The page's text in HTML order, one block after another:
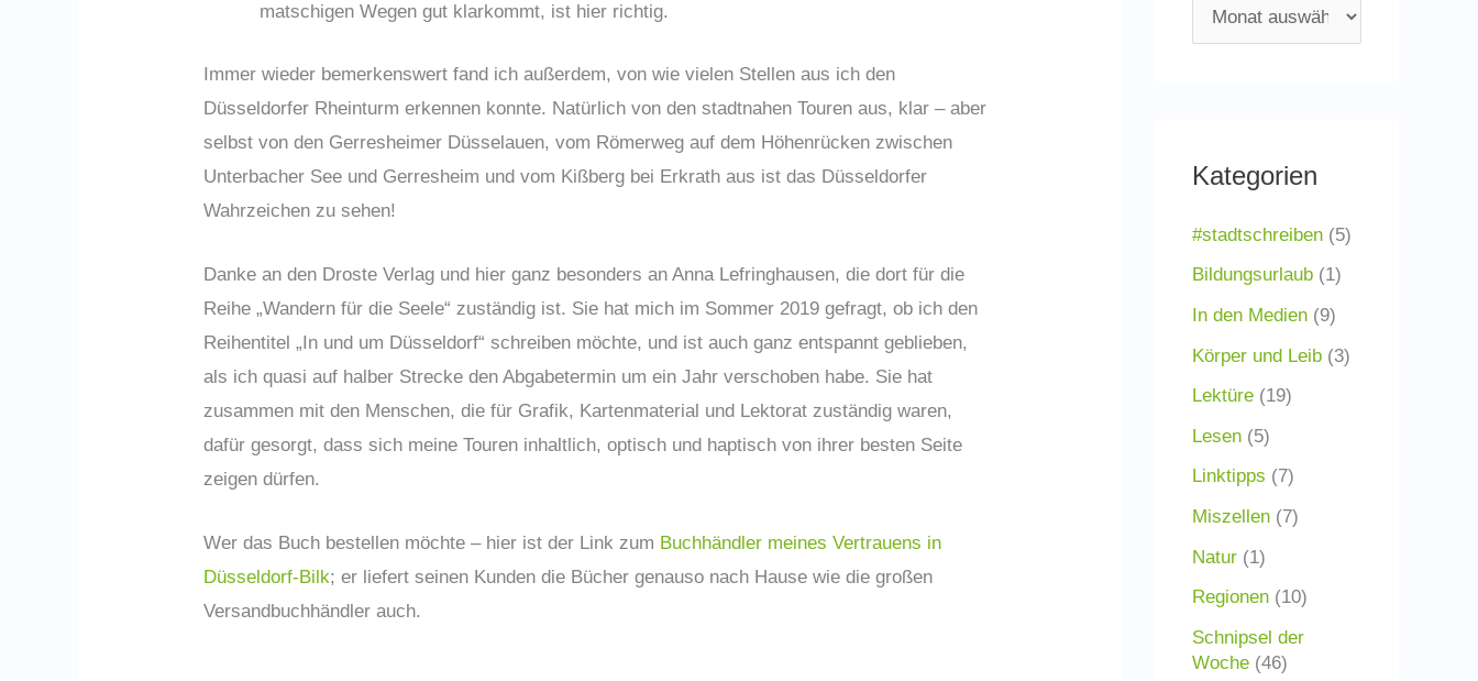
matschigen Wegen gut klarkommt, ist hier richtig.
Immer wieder bemerkenswert fand ich außerdem, von wie vielen Stellen aus ich den
Düsseldorfer Rheinturm erkennen konnte. Natürlich von den stadtnahen Touren aus, klar – aber
selbst von den Gerresheimer Düsselauen, vom Römerweg auf dem Höhenrücken zwischen
Unterbacher See und Gerresheim und vom Kißberg bei Erkrath aus ist das Düsseldorfer
Wahrzeichen zu sehen!
Danke an den Droste Verlag und hier ganz besonders an Anna Lefringhausen, die dort für die
Reihe „Wandern für die Seele“ zuständig ist. Sie hat mich im Sommer 2019 gefragt, ob ich den
Reihentitel „In und um Düsseldorf“ schreiben möchte, und ist auch ganz entspannt geblieben,
als ich quasi auf halber Strecke den Abgabetermin um ein Jahr verschoben habe. Sie hat
zusammen mit den Menschen, die für Grafik, Kartenmaterial und Lektorat zuständig waren,
dafür gesorgt, dass sich meine Touren inhaltlich, optisch und haptisch von ihrer besten Seite
zeigen dürfen.
Wer das Buch bestellen möchte – hier ist der Link zum Buchhändler meines Vertrauens in
Düsseldorf-Bilk; er liefert seinen Kunden die Bücher genauso nach Hause wie die großen
Versandbuchhändler auch.
r
Kategorien
#stadtschreiben (5)
Bildungsurlaub (1)
In den Medien (9)
Körper und Leib (3)
Lektüre (19)
Lesen (5)
Linktipps (7)
Miszellen (7)
Natur (1)
Regionen (10)
Schnipsel der
Woche (46)